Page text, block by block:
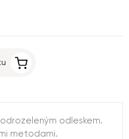
odleskem.
metodami.